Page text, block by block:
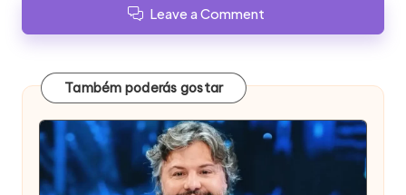
Leave a Comment
Também poderás gostar